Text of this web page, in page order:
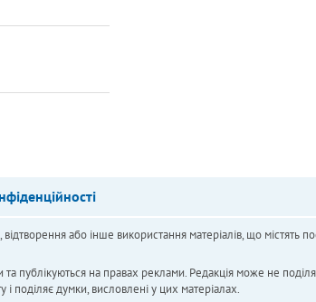
або інше використання матеріалів, що містять
публікуються на правах реклами. Редакція може не
поділяє думки, висловлені у цих матеріалах.